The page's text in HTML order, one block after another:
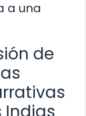
a una
de